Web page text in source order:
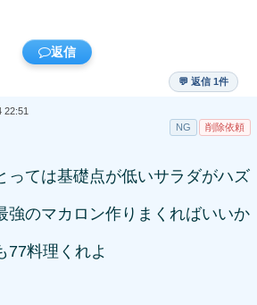
返信
💬 返信 1件
22:51
NG 削除依頼
っては基礎点が低いサラダがハズ
強のマカロン作りまくればいいか
77料理くれよ